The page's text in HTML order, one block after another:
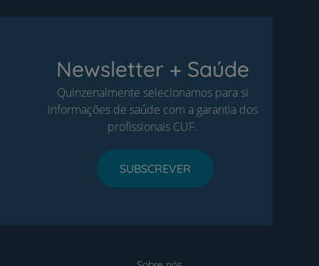
Newsletter + Saúde
Quinzenalmente selecionamos para si
informações de saúde com a garantia dos
profissionais CUF.
SUBSCREVER